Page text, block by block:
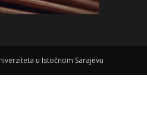
u Istočnom Sarajevu